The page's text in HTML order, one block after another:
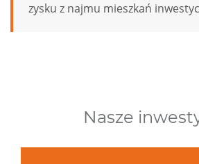
zysku z najmu mieszkań
Nasze